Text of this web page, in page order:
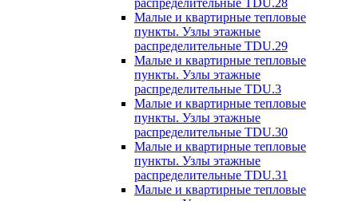
распределительные TDU.28
Малые и квартирные тепловые
пункты. Узлы этажные
распределительные TDU.29
Малые и квартирные тепловые
пункты. Узлы этажные
распределительные TDU.3
Малые и квартирные тепловые
пункты. Узлы этажные
распределительные TDU.30
Малые и квартирные тепловые
пункты. Узлы этажные
распределительные TDU.31
Малые и квартирные тепловые